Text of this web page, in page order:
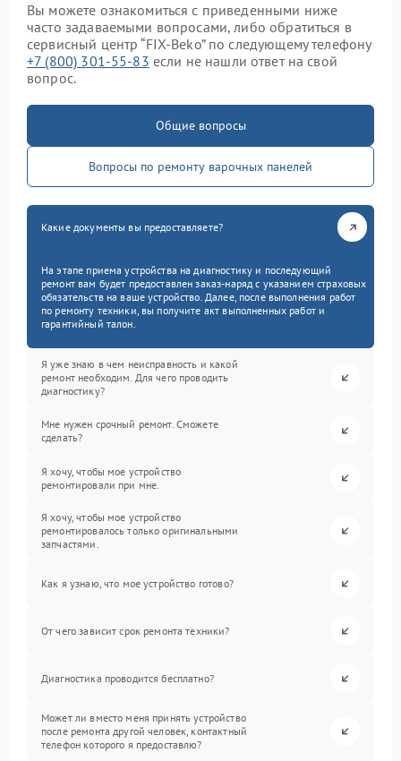
Вы можете ознакомиться с приведенными ниже
часто задаваемыми вопросами, либо обратиться в
сервисный центр “FIX-Beko” по следующему телефону
+7 (800) 301-55-83 если не нашли ответ на свой
вопрос.
Общие вопросы
Вопросы по ремонту варочных панелей
Какие документы вы предоставляете?
На этапе приема устройства на диагностику и последующий
ремонт вам будет предоставлен заказ-наряд с указанием страховых
обязательств на ваше устройство. Далее, после выполнения работ
по ремонту техники, вы получите акт выполненных работ и
гарантийный талон.
Я уже знаю в чем неисправность и какой
ремонт необходим. Для чего проводить
диагностику?
Мне нужен срочный ремонт. Сможете
сделать?
Я хочу, чтобы мое устройство
ремонтировали при мне.
Я хочу, чтобы мое устройство
ремонтировалось только оригинальными
запчастями.
Как я узнаю, что мое устройство готово?
От чего зависит срок ремонта техники?
Диагностика проводится бесплатно?
Может ли вместо меня принять устройство
после ремонта другой человек, контактный
телефон которого я предоставлю?